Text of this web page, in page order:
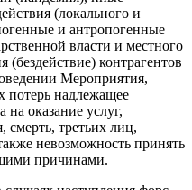
(локального и
и антропогенные
власти и местного
(бездействие) контрагентов
Мероприятия,
потерь надлежащее
оказание услуг,
смерть, третьих лиц,
невозможность принять
причинами.